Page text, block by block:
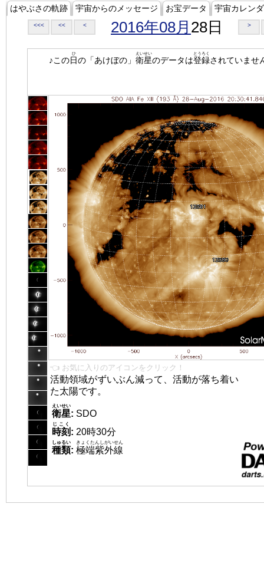
はやぶさの軌跡 宇宙からのメッセージ お宝データ 宇宙カレン
<<< << < 2016年08月 28日 >
♪この日
ひ
の「あけぼの」 衛星
えいせい
のデータは登録
とうろく
されていませ
👈 お気に入りのアイコンをクリック！
活動領域がずいぶん減って、活動が落ち着い
た太陽です。
衛星
えいせい
: SDO
時刻
じこく
: 20時30分
種類
しゅるい
: 極端紫外線
きょくたんしがいせん